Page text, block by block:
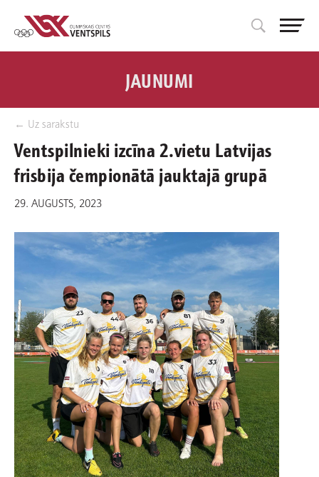
← Uz sarakstu
JAUNUMI
Ventspilnieki izcīna 2.vietu Latvijas
frisbija čempionātā jauktajā grupā
29. AUGUSTS, 2023